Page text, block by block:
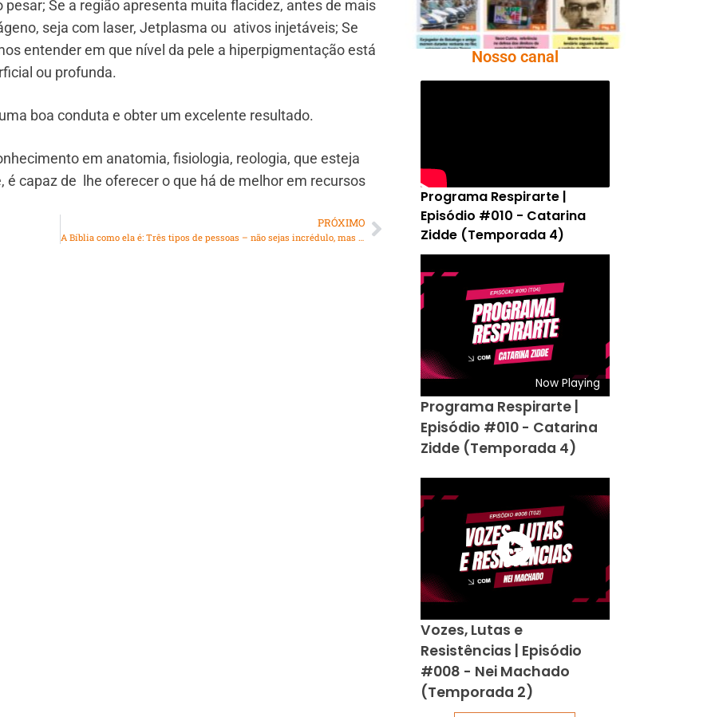
Se a região apresenta muita flacidez, antes de mais
seja com laser, Jetplasma ou ativos injetáveis; Se
entender em que nível da pele a hiperpigmentação está
ou profunda.
boa conduta e obter um excelente resultado.
em anatomia, fisiologia, reologia, que esteja
capaz de lhe oferecer o que há de melhor em recursos
PRÓXIMO
A Bíblia como ela é: Três tipos de pessoas – não sejas incrédulo, mas crente
Nosso canal
Programa Respirarte |
Episódio #010 - Catarina
Zidde (Temporada 4)
Now Playing
Programa Respirarte |
Episódio #010 - Catarina
Zidde (Temporada 4)
Vozes, Lutas e
Resistências | Episódio
#008 - Nei Machado
(Temporada 2)